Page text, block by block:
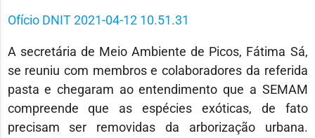
Ofício DNIT 2021-04-12 10.51.31
A secretária de Meio Ambiente de Picos, Fátima Sá,
se reuniu com membros e colaboradores da referida
pasta e chegaram ao entendimento que a SEMAM
compreende que as espécies exóticas, de fato
precisam ser removidas da arborização urbana.